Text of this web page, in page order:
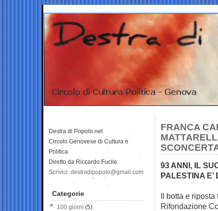
FRANCA
93 ANNI, IL
PALESTINA E’
Il botta e
Rifondazione
Destra di Popolo.net
Circolo Genovese di Cultura e
Politica
Diretto da Riccardo Fucile
Scrivici: destradipopolo@gmail.com
Categorie
100 giorni (5)